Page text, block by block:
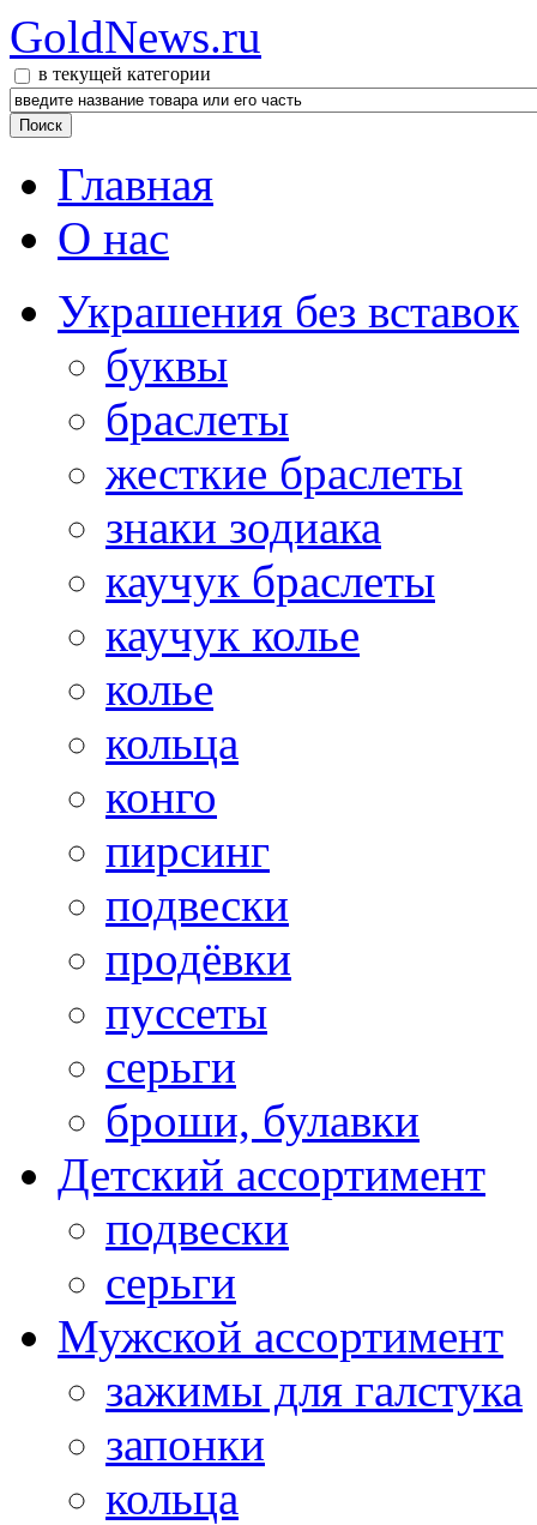
GoldNews.ru
в текущей категории
Главная
О нас
Украшения без вставок
буквы
браслеты
жесткие браслеты
знаки зодиака
каучук браслеты
каучук колье
колье
кольца
конго
пирсинг
подвески
продёвки
пуссеты
серьги
броши, булавки
Детский ассортимент
подвески
серьги
Мужской ассортимент
зажимы для галстука
запонки
кольца